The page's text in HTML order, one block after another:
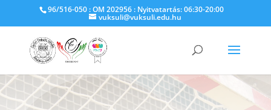
96/516-050 : OM 202956 : Nyitvatartás: 06:30-20:00
vuksuli@vuksuli.edu.hu